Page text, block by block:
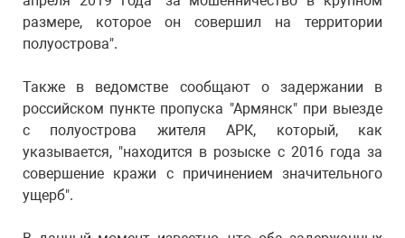
размере, которое он совершил на территории
полуострова".
Также в ведомстве сообщают о задержании в
российском пункте пропуска "Армянск" при выезде
с полуострова жителя АРК, который, как
указывается, "находится в розыске с 2016 года за
совершение кражи с причинением значительного
ущерб".